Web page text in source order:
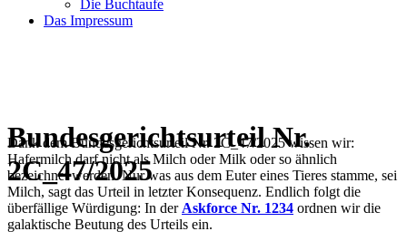
Die Buchtaufe
Das Impressum
Bundesgerichtsurteil Nr.
2C_47/2025
Dank dem Bundesgerichtsurteil Nr. 2C_47/2025 wissen wir:
Hafermilch darf nicht als Milch oder Milk oder so ähnlich
bezeichnet werden. Nur was aus dem Euter eines Tieres stamme, sei
Milch, sagt das Urteil in letzter Konsequenz. Endlich folgt die
überfällige Würdigung: In der Askforce Nr. 1234 ordnen wir die
galaktische Beutung des Urteils ein.